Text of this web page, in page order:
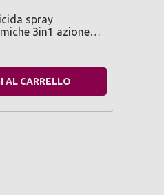
spray
3in1 azione
AL CARRELLO